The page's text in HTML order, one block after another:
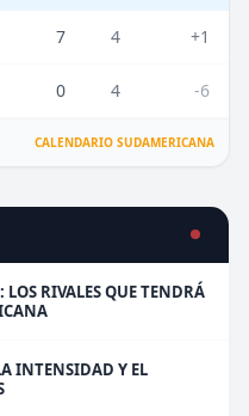
7 4 +1
0 4 -6
CALENDARIO SUDAMERICANA
RIVALES QUE TENDRÁ
INTENSIDAD Y EL